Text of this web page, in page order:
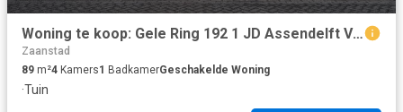
Woning te koop: Gele Ring 192 1 JD Assendelft Vastgoed Nederland
Zaanstad
89 m²4 Kamers1 BadkamerGeschakelde Woning
·Tuin